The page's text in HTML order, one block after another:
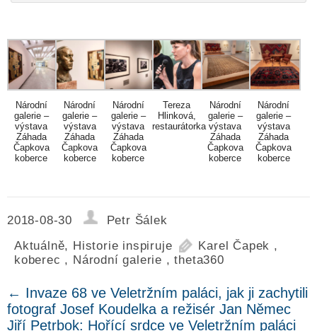
Národní
galerie –
výstava
Záhada
Čapkova
koberce
Národní
galerie –
výstava
Záhada
Čapkova
koberce
Národní
galerie –
výstava
Záhada
Čapkova
koberce
Tereza
Hlinková,
restaurátorka
Národní
galerie –
výstava
Záhada
Čapkova
koberce
Národní
galerie –
výstava
Záhada
Čapkova
koberce
2018-08-30
Petr Šálek
Aktuálně, Historie inspiruje Karel Čapek ,
koberec , Národní galerie ,theta360
← Invaze 68 ve Veletržním paláci, jak ji zachytili
fotograf Josef Koudelka a režisér Jan Němec
Jiří Petrbok: Hořící srdce ve Veletržním paláci